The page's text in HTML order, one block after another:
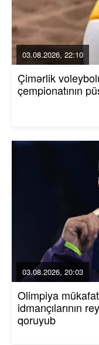
03.08.2026, 22:10
Çimərlik
çempionatının
03.08.2026, 20:03
Olimpiya
idmançılarının
qoruyub